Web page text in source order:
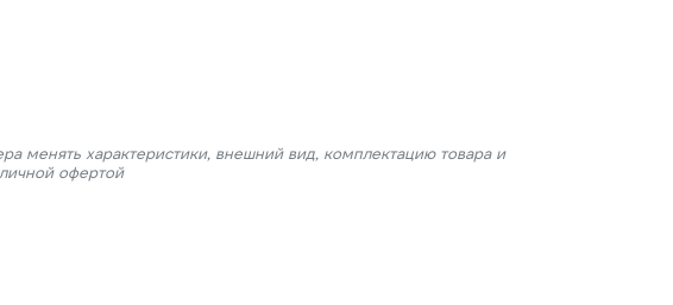
менять характеристики, внешний вид, комплектацию товара и
офертой